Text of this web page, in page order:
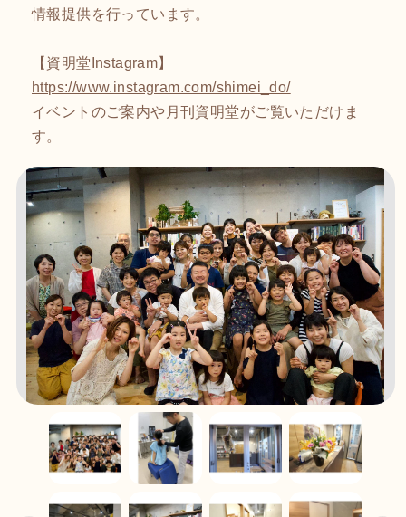
情報提供を行っています。
【資明堂Instagram】
https://www.instagram.com/shimei_do/
イベントのご案内や月刊資明堂がご覧いただけま
す。